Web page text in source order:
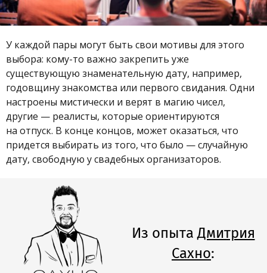
У каждой пары могут быть свои мотивы для этого
выбора: кому-то важно закрепить уже
существующую знаменательную дату, например,
годовщину знакомства или первого свидания. Одни
настроены мистически и верят в магию чисел,
другие — реалисты, которые ориентируются
на отпуск. В конце концов, может оказаться, что
придется выбирать из того, что было — случайную
дату, свободную у свадебных организаторов.
Из опытаДмитрия
Сахно: